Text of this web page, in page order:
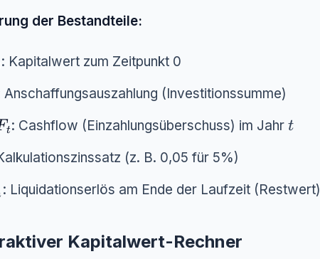
der Bestandteile:
: Kapitalwert zum Zeitpunkt 0
Anschaffungsauszahlung (Investitionssumme)
t: Cashflow (Einzahlungsüberschuss) im Jahr t
t
(z. B. 0,05 für 5%)
: Liquidationserlös am Ende der Laufzeit (Restwert)
Kapitalwert-Rechner